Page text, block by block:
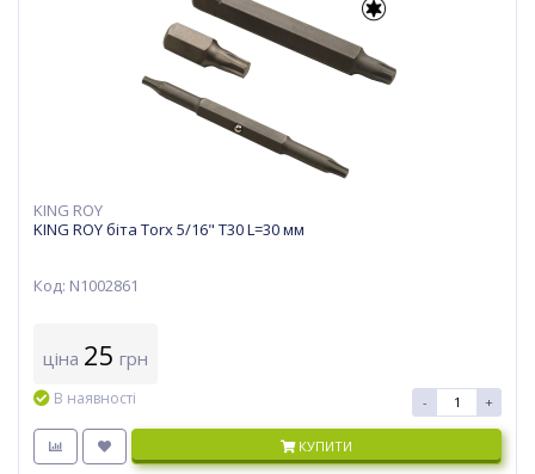
KING ROY
KING ROY біта Torx 5/16" T30 L=30 мм
Код: N1002861
ціна 25 грн
В наявності - +
КУПИТИ